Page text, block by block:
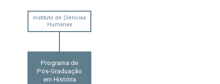
Instituto de Ciências
Humanas
Programa de
Pós-Graduação
em História